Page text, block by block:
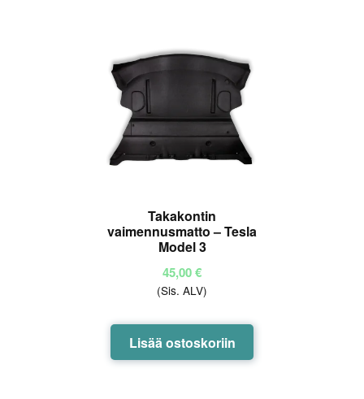
Takakontin
vaimennusmatto – Tesla
Model 3
45,00€
(Sis. ALV)
Lisää ostoskoriin